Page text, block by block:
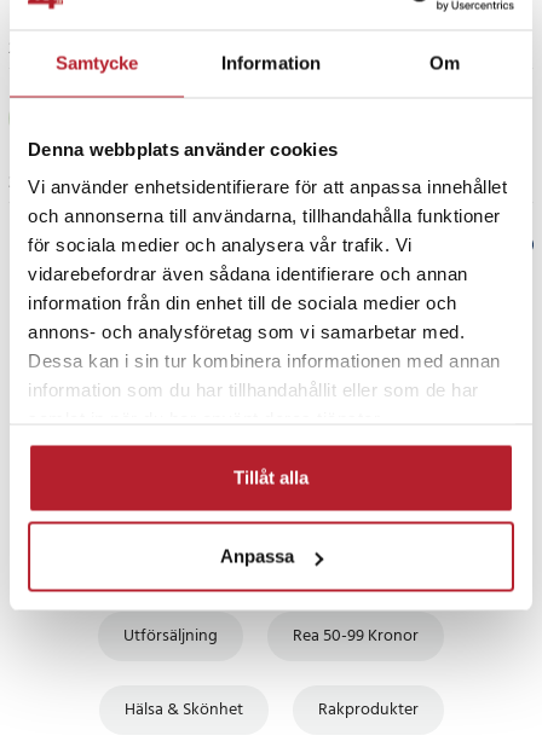
Samtycke Information Om
Denna webbplats använder cookies
Vi använder enhetsidentifierare för att anpassa innehållet
och annonserna till användarna, tillhandahålla funktioner
för sociala medier och analysera vår trafik. Vi
vidarebefordrar även sådana identifierare och annan
information från din enhet till de sociala medier och
annons- och analysföretag som vi samarbetar med.
Dessa kan i sin tur kombinera informationen med annan
information som du har tillhandahållit eller som de har
Tillåt alla
Anpassa
2 år sedan
Oliver F
3 år sedan
Verified by Trustvoice
PRISGARANTI
UTFÖRSÄLJNING
Fortsätt att fynda
Utförsäljning Rea 50-99 Kronor
Hälsa & Skönhet Rakprodukter